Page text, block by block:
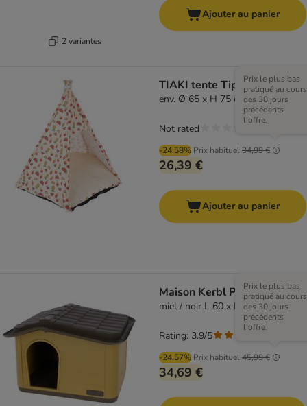
2 variantes
Ajouter au panier
TIAKI tente Tipi tropical
env. Ø 65 x H 75 cm
-24.58% Prix habituel34,99 €
Prix le plus bas
pratiqué au cours
des 30 jours
précédents
l'offre.
26,39 €
Not rated
Ajouter au panier
Maison Kerbl Pet Paola Eco
miel / noir L 60 x B 51 x H 41 cm
-24.57% Prix habituel45,99 €
Prix le plus bas
pratiqué au cours
des 30 jours
précédents
l'offre.
34,69 €
Rating: 3.9/5